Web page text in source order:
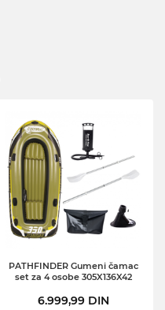
PATHFINDER Gumeni čamac
set za 4 osobe 305X136X42
6.999,99 DIN